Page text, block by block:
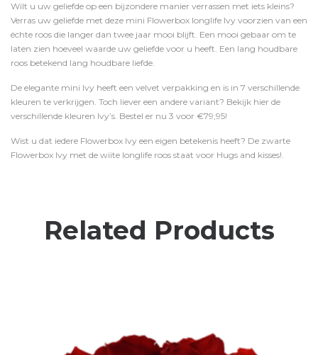
Wilt u uw geliefde op een bijzondere manier verrassen met iets kleins?
Verras uw geliefde met deze mini Flowerbox longlife Ivy voorzien van een
échte roos die langer dan twee jaar mooi blijft. Een mooi gebaar om te
laten zien hoeveel waarde uw geliefde voor u heeft. Een lang houdbare
roos betekend lang houdbare liefde.
De elegante mini Ivy heeft een velvet verpakking en is in 7 verschillende
kleuren te verkrijgen. Toch liever een andere variant? Bekijk hier de
verschillende kleuren Ivy’s. Bestel er nu 3 voor €79,95!
Wist u dat iedere Flowerbox Ivy een eigen betekenis heeft? De zwarte
Flowerbox Ivy met de wiite longlife roos staat voor Hugs and kisses!.
Related Products